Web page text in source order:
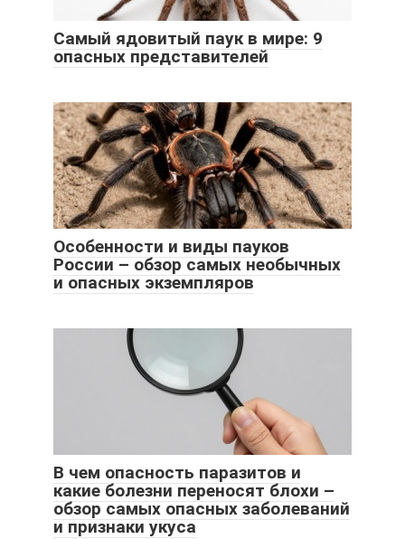
Самый ядовитый паук в мире: 9
опасных представителей
Особенности и виды пауков
России – обзор самых необычных
и опасных экземпляров
В чем опасность паразитов и
какие болезни переносят блохи –
обзор самых опасных заболеваний
и признаки укуса